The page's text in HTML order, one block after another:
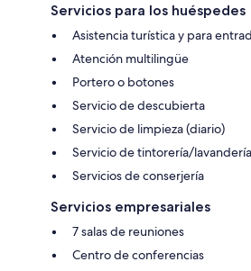
Servicios para los huéspedes
Asistencia turística y para
Atención multilingüe
Portero o botones
Servicio de descubierta
Servicio de limpieza (diario)
Servicio de tintorería/lavandería
Servicios de conserjería
Servicios empresariales
7 salas de reuniones
Centro de conferencias